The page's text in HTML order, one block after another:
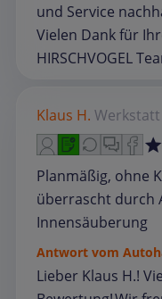
und Service
Vielen Dank für
HIRSCHVOGEL
Klaus H. Werkstatt
Planmäßig, ohne
überrascht durch
Innensäuberung
Antwort vom
Lieber Klaus H.!